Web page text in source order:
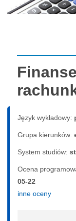
Język wykładowy:
Grupa kierunków:
System studiów:
Ocena
05-22
inne oceny